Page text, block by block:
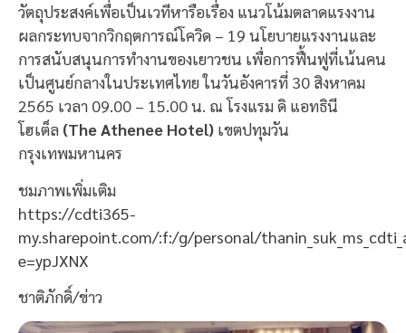
วัตถุประสงค์เพื่อเป็นเวทีหารือเรื่อง แนวโน้มตลาดแรงงาน
ผลกระทบจากวิกฤตการณ์โควิด – 19 นโยบายแรงงานและ
การสนับสนุนการทำงานของเยาวชน เพื่อการฟื้นฟูที่เน้นคน
เป็นศูนย์กลางในประเทศไทย ในวันอังคารที่ 30 สิงหาคม
2565 เวลา 09.00 – 15.00 น. ณ โรงแรม ดิ แอทธินี
โฮเต็ล (The Athenee Hotel) เขตปทุมวัน
กรุงเทพมหานคร
ชมภาพเพิ่มเติม
https://cdti365-
my.sharepoint.com/:f:/g/personal/
e=ypJXNX
ชาติภักดิ์/ข่าว